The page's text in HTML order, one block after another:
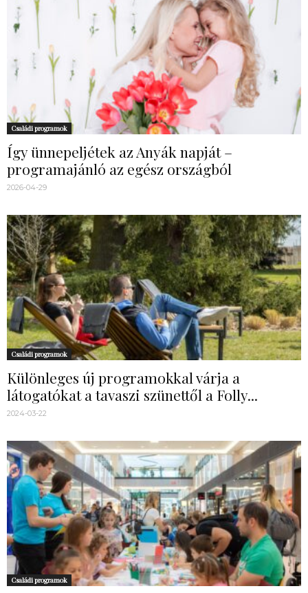
Családi programok
Így ünnepeljétek az Anyák napját –
programajánló az egész országból
2026-04-29
Családi programok
Különleges új programokkal várja a
látogatókat a tavaszi szünettől a Folly...
2024-03-22
Családi programok